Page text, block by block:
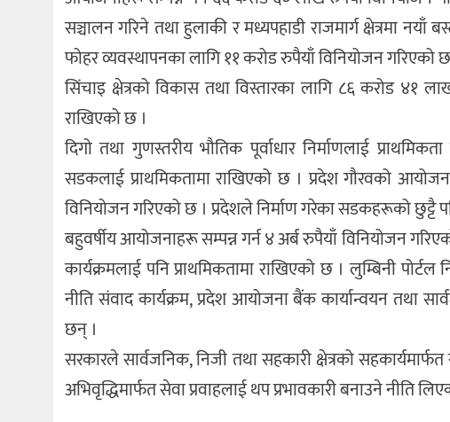
सञ्चालन गरिने तथा हुलाकी र मध्यपहाडी राजमार्ग क्षेत्रमा
फोहर व्यवस्थापनका लागि ११ करोड रुपैयाँ विनियोजन गरिएको
सिंचाइ क्षेत्रको विकास तथा विस्तारका लागि ८६ करोड ४१
राखिएको छ ।
दिगो तथा गुणस्तरीय भौतिक पूर्वाधार निर्माणलाई
सडकलाई प्राथमिकतामा राखिएको छ । प्रदेश गौरवको
विनियोजन गरिएको छ । प्रदेशले निर्माण गरेका सडकहरूको छुट्टै
बहुवर्षीय आयोजनाहरू सम्पन्न गर्न ४ अर्ब रुपैयाँ विनियोजन
कार्यक्रमलाई पनि प्राथमिकतामा राखिएको छ । लुम्बिनी
नीति संवाद कार्यक्रम, प्रदेश आयोजना बैंक कार्यान्वयन तथा
छन् ।
सरकारले सार्वजनिक, निजी तथा सहकारी क्षेत्रको
अभिवृद्धिमार्फत सेवा प्रवाहलाई थप प्रभावकारी बनाउने नीति